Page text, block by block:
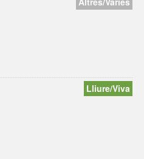
Lliure/Viva